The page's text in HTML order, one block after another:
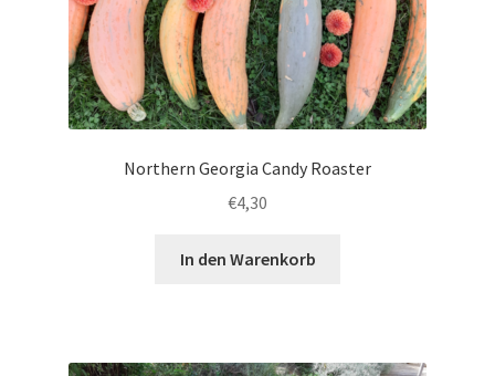
Northern Georgia Candy Roaster
€4,30
In den Warenkorb